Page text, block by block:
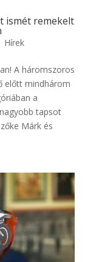
ismét remekelt
Hírek
A háromszoros
előtt mindhárom
a
tapsot
Márk és